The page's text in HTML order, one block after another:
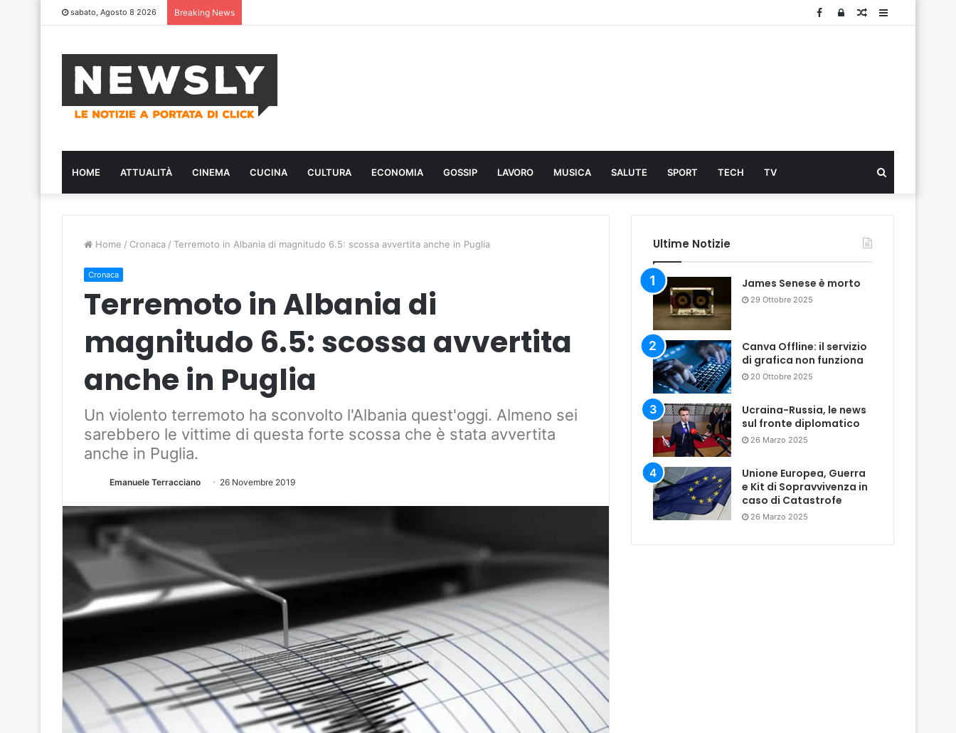
sabato, Agosto 8 2026 Breaking News Sidebar
Articolo
Log
Facebook
HOME ATTUALITÀ CINEMA CUCINA CULTURA ECONOMIA GOSSIP LAVORO MUSICA SALUTE SPORT TECH TV
...
Home / Cronaca / Terremoto in Albania di magnitudo 6.5: scossa avvertita anche in Puglia
Cronaca
Terremoto in Albania di
magnitudo 6.5: scossa avvertita
anche in Puglia
Un violento terremoto ha sconvolto l'Albania quest'oggi. Almeno sei
sarebbero le vittime di questa forte scossa che è stata avvertita
anche in Puglia.
Emanuele Terracciano 26 Novembre 2019
Ultime Notizie
James Senese è morto
29 Ottobre 2025
Canva Offline: il servizio
di grafica non funziona
20 Ottobre 2025
Ucraina-Russia, le news
sul fronte diplomatico
26 Marzo 2025
Unione Europea, Guerra
e Kit di Sopravvivenza in
caso di Catastrofe
26 Marzo 2025